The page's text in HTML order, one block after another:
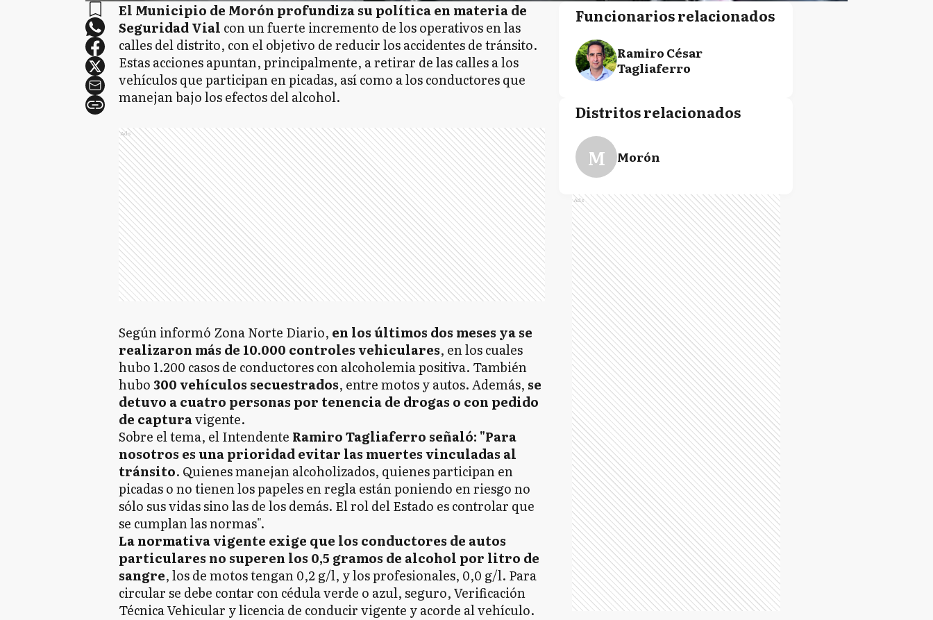
El Municipio de Morón profundiza su política en materia de
Seguridad Vial con un fuerte incremento de los operativos en las
calles del distrito, con el objetivo de reducir los accidentes de tránsito.
Estas acciones apuntan, principalmente, a retirar de las calles a los
vehículos que participan en picadas, así como a los conductores que
manejan bajo los efectos del alcohol.
Ads
Según informó Zona Norte Diario, en los últimos dos meses ya se
realizaron más de 10.000 controles vehiculares, en los cuales
hubo 1.200 casos de conductores con alcoholemia positiva. También
hubo300 vehículos secuestrados, entre motos y autos. Además, se
detuvo a cuatro personas por tenencia de drogas o con pedido
de capturavigente.
Sobre el tema, el Intendente Ramiro Tagliaferro señaló: "Para
nosotros es una prioridad evitar las muertes vinculadas al
tránsito. Quienes manejan alcoholizados, quienes participan en
picadas o no tienen los papeles en regla están poniendo en riesgo no
sólo sus vidas sino las de los demás. El rol del Estado es controlar que
se cumplan las normas".
La normativa vigente exige que los conductores de autos
particulares no superen los 0,5 gramos de alcohol por litro de
sangre, los de motos tengan 0,2 g/l, y los profesionales, 0,0 g/l. Para
circular se debe contar con cédula verde o azul, seguro, Verificación
Técnica Vehicular y licencia de conducir vigente y acorde al vehículo.
Funcionarios relacionados
Ramiro César
Tagliaferro
Distritos relacionados
M Morón
Ads